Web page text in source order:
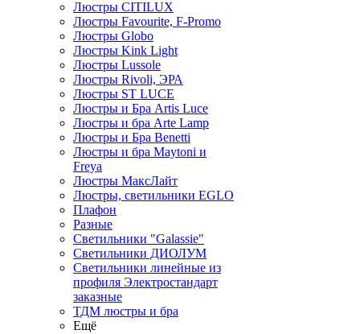
Люстры CITILUX
Люстры Favourite, F-Promo
Люстры Globo
Люстры Kink Light
Люстры Lussole
Люстры Rivoli, ЭРА
Люстры ST LUCE
Люстры и Бра Artis Luce
Люстры и бра Arte Lamp
Люстры и Бра Benetti
Люстры и бра Maytoni и
Freya
Люстры МаксЛайт
Люстры, светильники EGLO
Плафон
Разные
Светильники "Galassie"
Светильники ДИОЛУМ
Светильники линейные из
профиля Электростандарт
заказные
ТДМ люстры и бра
Ещё